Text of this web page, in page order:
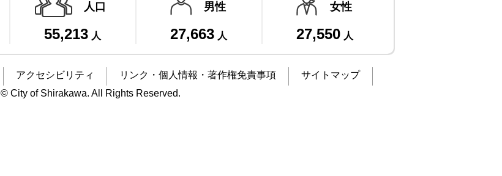
人口
55,213 人
男性
27,663 人
女性
27,550 人
アクセシビリティ リンク・個人情報・著作権免責事項
サイトマップ
© City of Shirakawa. All Rights Reserved.